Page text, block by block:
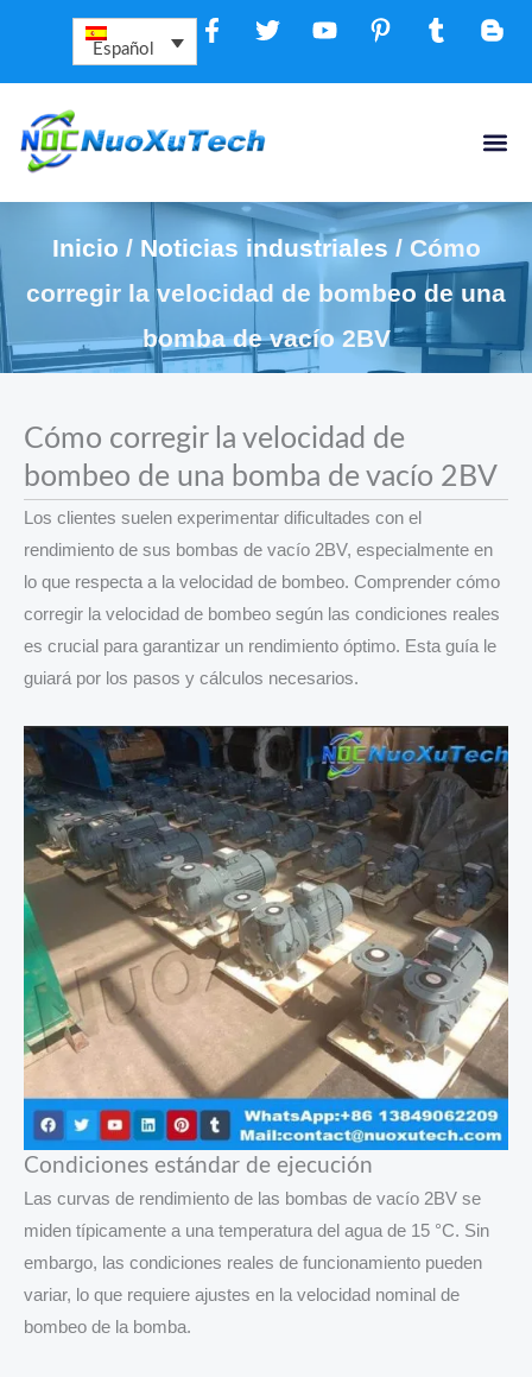
contenido
Español
Inicio / Noticias industriales / Cómo
corregir la velocidad de bombeo de una
bomba de vacío 2BV
Cómo corregir la velocidad de
bombeo de una bomba de vacío 2BV
Los clientes suelen experimentar dificultades con el
rendimiento de sus bombas de vacío 2BV, especialmente en
lo que respecta a la velocidad de bombeo. Comprender cómo
corregir la velocidad de bombeo según las condiciones reales
es crucial para garantizar un rendimiento óptimo. Esta guía le
guiará por los pasos y cálculos necesarios.
Condiciones estándar de ejecución
Las curvas de rendimiento de las bombas de vacío 2BV se
miden típicamente a una temperatura del agua de 15 °C. Sin
embargo, las condiciones reales de funcionamiento pueden
variar, lo que requiere ajustes en la velocidad nominal de
bombeo de la bomba.